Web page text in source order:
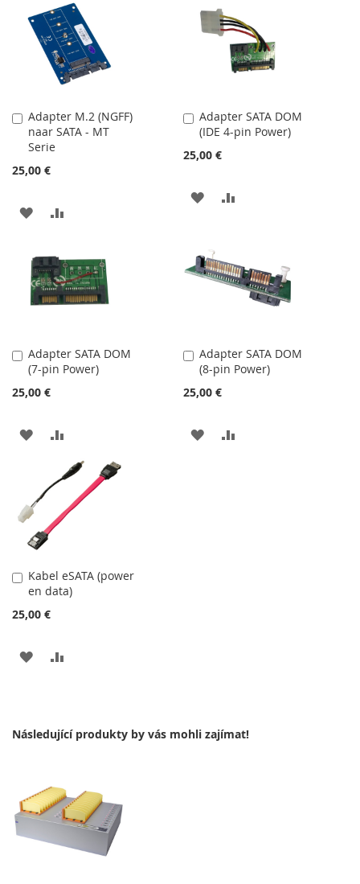
OBLÍBENÝMPOROVNÁNÍ
OBLÍBENÝMPOROVNÁNÍ
Adapter M.2 (NGFF)
naar SATA - MT
Serie
25,00 €
Přidat
do
košíku
PŘIDAT
OBLÍBENÝM
POROVNÁNÍ
Adapter SATA DOM
(IDE 4-pin Power)
25,00 €
Přidat
do
košíku
PŘIDAT
OBLÍBENÝM
Adapter SATA DOM
(7-pin Power)
25,00 €
Přidat
do
košíku
PŘIDAT
OBLÍBENÝMPOROVNÁNÍ
Adapter SATA DOM
(8-pin Power)
25,00 €
Přidat
do
košíku
PŘIDAT
Kabel eSATA (power
en data)
25,00 €
Přidat
do
košíku
PŘIDAT
Následující produkty by vás mohli zajímat!